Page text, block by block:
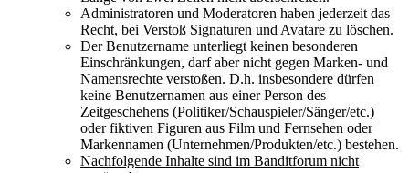
Administratoren und Moderatoren haben jederzeit das
Recht, bei Verstoß Signaturen und Avatare zu löschen.
Der Benutzername unterliegt keinen besonderen
Einschränkungen, darf aber nicht gegen Marken- und
Namensrechte verstoßen. D.h. insbesondere dürfen
keine Benutzernamen aus einer Person des
Zeitgeschehens (Politiker/Schauspieler/Sänger/etc.)
oder fiktiven Figuren aus Film und Fernsehen oder
Markennamen (Unternehmen/Produkten/etc.) bestehen.
Nachfolgende Inhalte sind im Banditforum nicht